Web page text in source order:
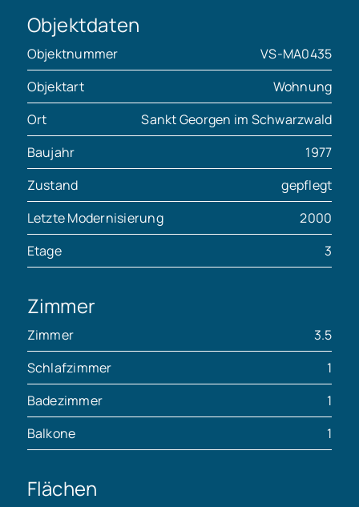
Objektdaten
Objektnummer
VS-MA0435
Objektart
Wohnung
Ort
Sankt Georgen im Schwarzwald
Baujahr
1977
Zustand
gepflegt
Letzte Modernisierung
2000
Etage
3
Zimmer
Zimmer
3.5
Schlafzimmer
1
Badezimmer
1
Balkone
1
Flächen